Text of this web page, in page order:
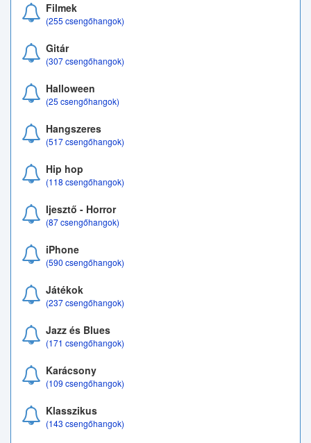
Filmek
(255 csengőhangok)
Gitár
(307 csengőhangok)
Halloween
(25 csengőhangok)
Hangszeres
(517 csengőhangok)
Hip hop
(118 csengőhangok)
Ijesztő - Horror
(87 csengőhangok)
iPhone
(590 csengőhangok)
Játékok
(237 csengőhangok)
Jazz és Blues
(171 csengőhangok)
Karácsony
(109 csengőhangok)
Klasszikus
(143 csengőhangok)